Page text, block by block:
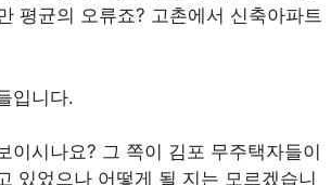
평균의 오류죠? 고촌에서 신축아파트
입니다.
이시나요? 그 쪽이 김포 무주택자들이
있었으나 어떻게 될 지는 모르겠습니